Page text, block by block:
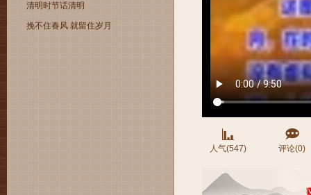
清明时节话清明
挽不住春风 就留住岁月
人气(547) 评论(0)